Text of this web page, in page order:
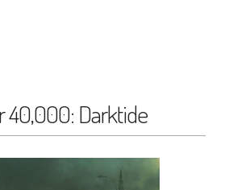
40,000: Darktide